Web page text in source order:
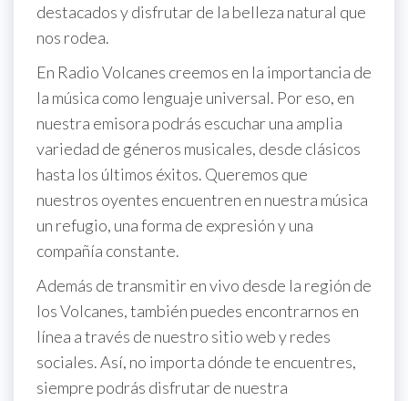
destacados y disfrutar de la belleza natural que
nos rodea.
En Radio Volcanes creemos en la importancia de
la música como lenguaje universal. Por eso, en
nuestra emisora podrás escuchar una amplia
variedad de géneros musicales, desde clásicos
hasta los últimos éxitos. Queremos que
nuestros oyentes encuentren en nuestra música
un refugio, una forma de expresión y una
compañía constante.
Además de transmitir en vivo desde la región de
los Volcanes, también puedes encontrarnos en
línea a través de nuestro sitio web y redes
sociales. Así, no importa dónde te encuentres,
siempre podrás disfrutar de nuestra